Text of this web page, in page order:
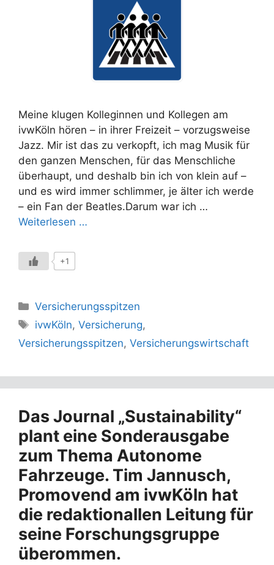
Meine klugen Kolleginnen und Kollegen am
ivwKöln hören – in ihrer Freizeit – vorzugsweise
Jazz. Mir ist das zu verkopft, ich mag Musik für
den ganzen Menschen, für das Menschliche
überhaupt, und deshalb bin ich von klein auf –
und es wird immer schlimmer, je älter ich werde
– ein Fan der Beatles.Darum war ich …
Weiterlesen …
+1
Kategorien
Versicherungsspitzen
Schlagwörter
ivwKöln,Versicherung,
Versicherungsspitzen, Versicherungswirtschaft
Das Journal „Sustainability“
plant eine Sonderausgabe
zum Thema Autonome
Fahrzeuge. Tim Jannusch,
Promovend am ivwKöln hat
die redaktionallen Leitung für
seine Forschungsgruppe
überommen.